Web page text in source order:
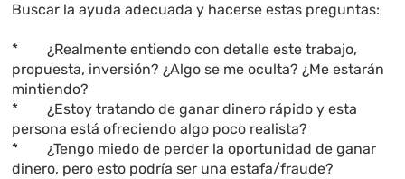
Buscar la ayuda adecuada y hacerse estas preguntas:
* ¿Realmente entiendo con detalle este trabajo,
propuesta, inversión? ¿Algo se me oculta? ¿Me estarán
mintiendo?
* ¿Estoy tratando de ganar dinero rápido y esta
persona está ofreciendo algo poco realista?
* ¿Tengo miedo de perder la oportunidad de ganar
dinero, pero esto podría ser una estafa/fraude?